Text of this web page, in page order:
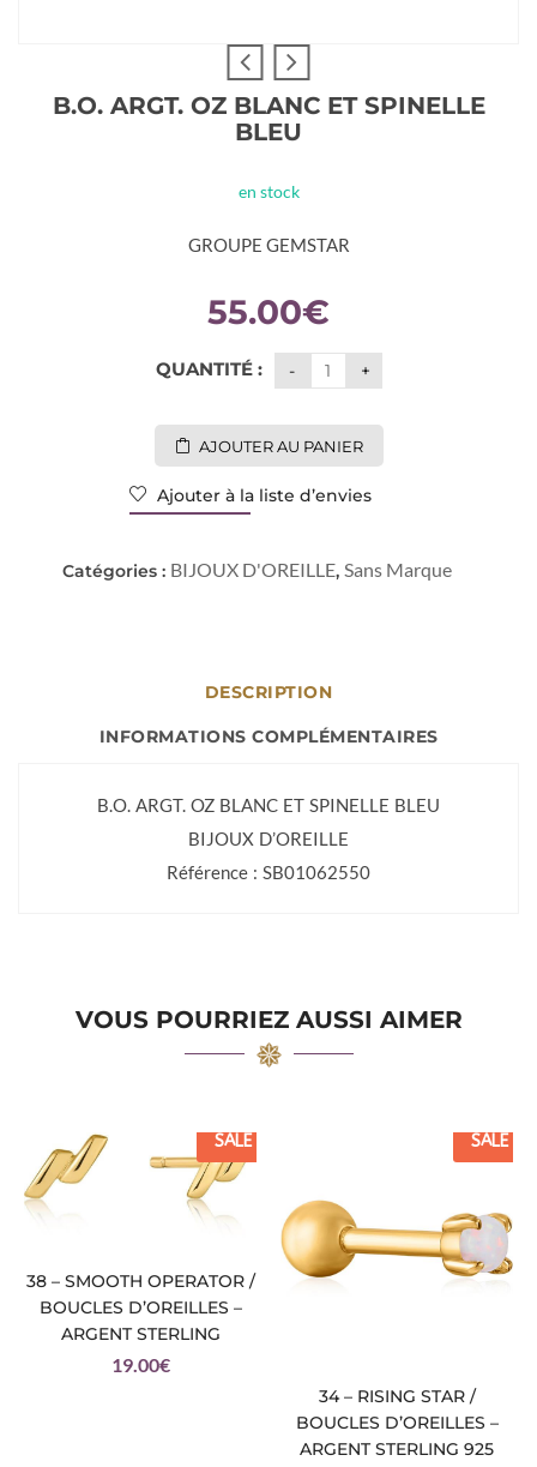
B.O. ARGT. OZ BLANC ET SPINELLE
BLEU
en stock
GROUPE GEMSTAR
55.00€
QUANTITÉ :
AJOUTER AU PANIER
Ajouter à la liste d’envies
Catégories : BIJOUX D'OREILLE, Sans Marque
DESCRIPTION
INFORMATIONS COMPLÉMENTAIRES
B.O. ARGT. OZ BLANC ET SPINELLE BLEU
BIJOUX D’OREILLE
Référence : SB01062550
VOUS POURRIEZ AUSSI AIMER
SALE
38 – SMOOTH OPERATOR /
BOUCLES D’OREILLES –
ARGENT STERLING
19.00€
SALE
34 – RISING STAR /
BOUCLES D’OREILLES –
ARGENT STERLING 925